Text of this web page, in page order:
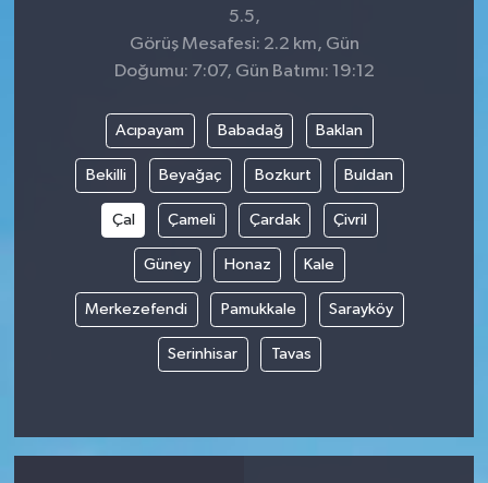
5.5,
Görüş Mesafesi: 2.2 km, Gün
Doğumu: 7:07, Gün Batımı: 19:12
Acıpayam Babadağ Baklan
Bekilli Beyağaç Bozkurt Buldan
Çal Çameli Çardak Çivril
Güney Honaz Kale
Merkezefendi Pamukkale Sarayköy
Serinhisar Tavas